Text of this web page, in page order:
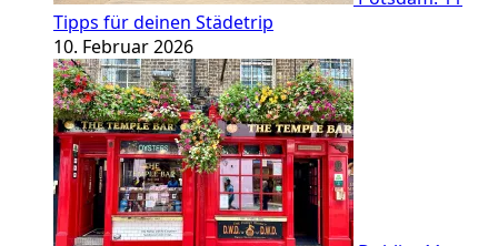
Tipps für deinen Städetrip
10. Februar 2026